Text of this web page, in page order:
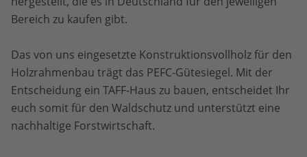
Bereich zu kaufen gibt.
Das von uns eingesetzte Konstruktionsvollholz für den
Holzrahmenbau trägt das PEFC-Gütesiegel. Mit der
Entscheidung ein TAFF-Haus zu bauen, entscheidet Ihr
euch somit für den Waldschutz und unterstützt eine
nachhaltige Forstwirtschaft.